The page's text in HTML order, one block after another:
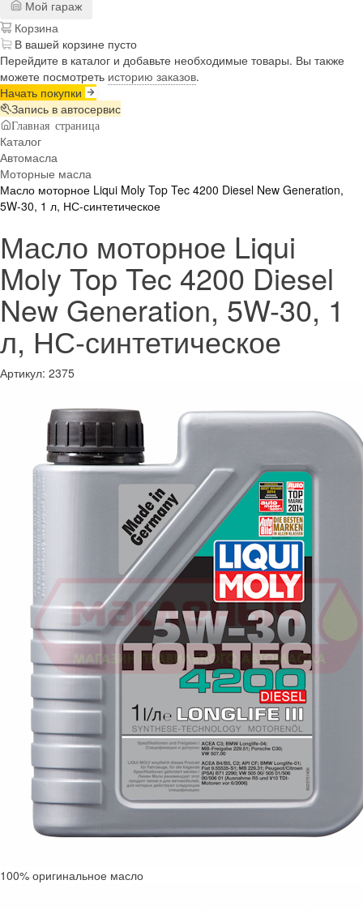
Мой гараж
Корзина
В вашей корзине пусто
Перейдите в каталог и добавьте необходимые товары. Вы также
можете посмотреть историю заказов.
Начать покупки
Запись в автосервис
Главная страница
Каталог
Автомасла
Моторные масла
Масло моторное Liqui Moly Top Tec 4200 Diesel New Generation,
5W-30, 1 л, НС-синтетическое
Масло моторное Liqui
Moly Top Tec 4200 Diesel
New Generation, 5W-30, 1
л, НС-синтетическое
Артикул: 2375
100% оригинальное масло